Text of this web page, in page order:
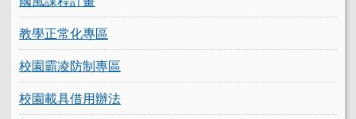
教學正常化專區
校園霸凌防制專區
校園載具借用辦法